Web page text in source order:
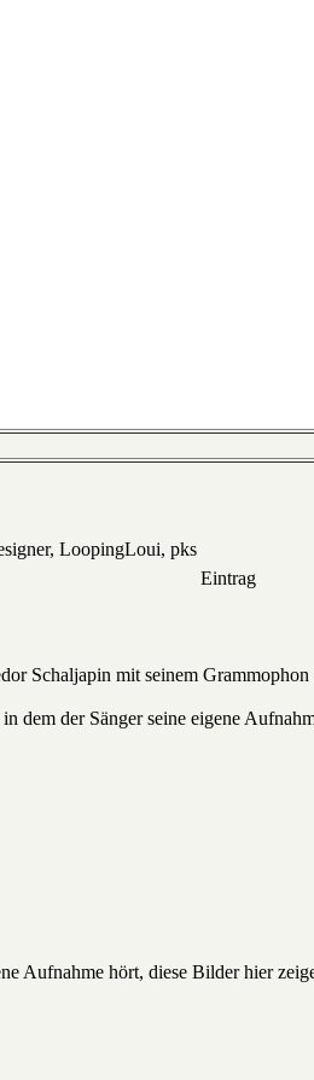
LoopingLoui, pks
Eintrag
Schaljapin mit seinem Grammophon
dem der Sänger seine eigene
Aufnahme hört, diese Bilder hier